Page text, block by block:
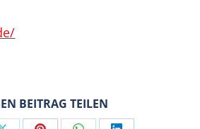
BEITRAG TEILEN